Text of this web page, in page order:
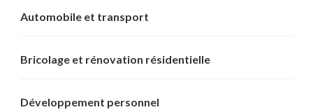
Automobile et transport
Bricolage et rénovation résidentielle
Développement personnel